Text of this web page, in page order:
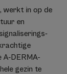
werkt in op de
en
A-DERMA-
gezin te